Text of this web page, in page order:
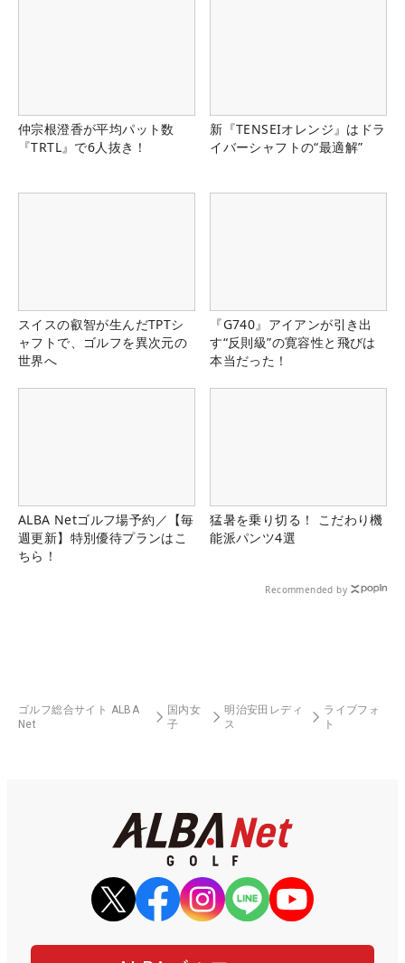
仲宗根澄香が平均パット数
『TRTL』で6人抜き！
新『TENSEIオレンジ』はドラ
イバーシャフトの“最適解”
スイスの叡智が生んだTPTシ
ャフトで、ゴルフを異次元の
世界へ
『G740』アイアンが引き出
す“反則級”の寛容性と飛びは
本当だった！
ALBA Netゴルフ場予約／【毎
週更新】特別優待プランはこ
ちら！
猛暑を乗り切る！ こだわり機
能派パンツ4選
Recommended by
ゴルフ総合サイト ALBA
Net
国内女
子
明治安田レディ
ス
ライブフォ
ト